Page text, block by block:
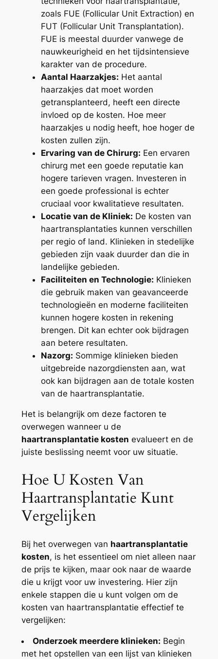
zoals FUE (Follicular Unit Extraction) en
FUT (Follicular Unit Transplantation).
FUE is meestal duurder vanwege de
nauwkeurigheid en het tijdsintensieve
karakter van de procedure.
Aantal Haarzakjes: Het aantal
haarzakjes dat moet worden
getransplanteerd, heeft een directe
invloed op de kosten. Hoe meer
haarzakjes u nodig heeft, hoe hoger de
kosten zullen zijn.
Ervaring van de Chirurg: Een ervaren
chirurg met een goede reputatie kan
hogere tarieven vragen. Investeren in
een goede professional is echter
cruciaal voor kwalitatieve resultaten.
Locatie van de Kliniek: De kosten van
haartransplantaties kunnen verschillen
per regio of land. Klinieken in stedelijke
gebieden zijn vaak duurder dan die in
landelijke gebieden.
Faciliteiten en Technologie: Klinieken
die gebruik maken van geavanceerde
technologieën en moderne faciliteiten
kunnen hogere kosten in rekening
brengen. Dit kan echter ook bijdragen
aan betere resultaten.
Nazorg: Sommige klinieken bieden
uitgebreide nazorgdiensten aan, wat
ook kan bijdragen aan de totale kosten
van de haartransplantatie.
Het is belangrijk om deze factoren te
overwegen wanneer u de
haartransplantatie kosten evalueert en de
juiste beslissing neemt voor uw situatie.
Hoe U Kosten Van
Haartransplantatie Kunt
Vergelijken
Bij het overwegen van haartransplantatie
kosten, is het essentieel om niet alleen naar
de prijs te kijken, maar ook naar de waarde
die u krijgt voor uw investering. Hier zijn
enkele stappen die u kunt volgen om de
kosten van haartransplantatie effectief te
vergelijken:
Onderzoek meerdere klinieken: Begin
met het opstellen van een lijst van klinieken